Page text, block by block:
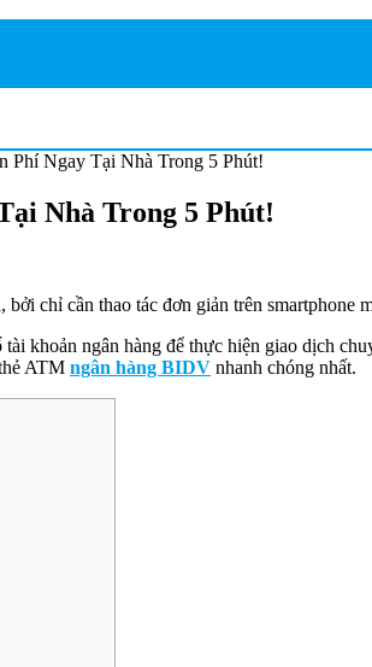
Ngay Tại Nhà Trong 5 Phút!
Nhà Trong 5 Phút!
chỉ cần thao tác đơn giản trên smartphone
khoản ngân hàng để thực hiện giao dịch
ATM ngân hàng BIDV nhanh chóng nhất.